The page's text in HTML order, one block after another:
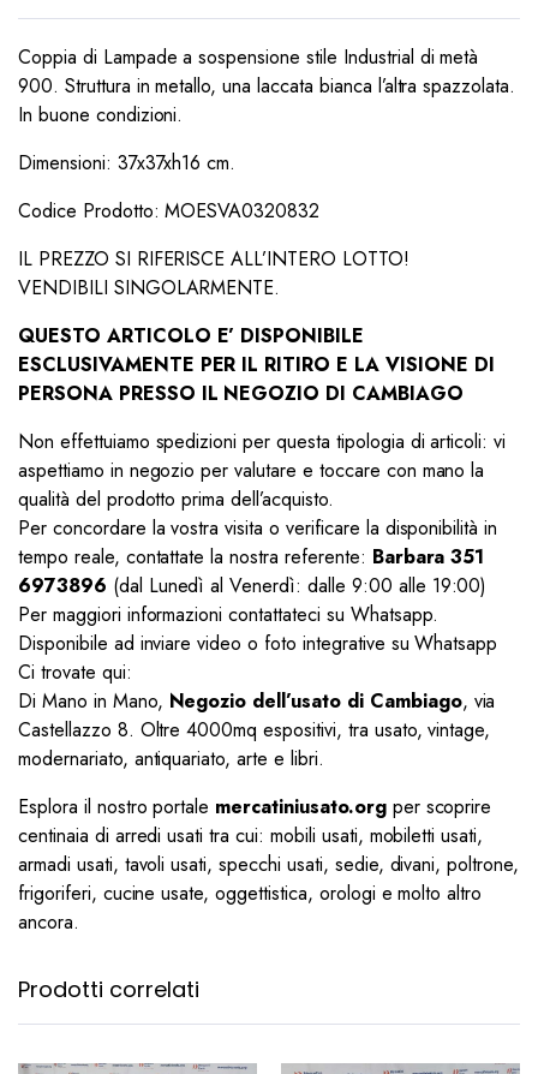
Coppia di Lampade a sospensione stile Industrial di metà
900. Struttura in metallo, una laccata bianca l’altra spazzolata.
In buone condizioni.
Dimensioni: 37x37xh16 cm.
Codice Prodotto: MOESVA0320832
IL PREZZO SI RIFERISCE ALL’INTERO LOTTO!
VENDIBILI SINGOLARMENTE.
QUESTO ARTICOLO E’ DISPONIBILE
ESCLUSIVAMENTE PER IL RITIRO E LA VISIONE DI
PERSONA PRESSO IL NEGOZIO DI CAMBIAGO
Non effettuiamo spedizioni per questa tipologia di articoli: vi
aspettiamo in negozio per valutare e toccare con mano la
qualità del prodotto prima dell’acquisto.
Per concordare la vostra visita o verificare la disponibilità in
tempo reale, contattate la nostra referente: Barbara 351
6973896 (dal Lunedì al Venerdì: dalle 9:00 alle 19:00)
Per maggiori informazioni contattateci su Whatsapp.
Disponibile ad inviare video o foto integrative su Whatsapp
Ci trovate qui:
Di Mano in Mano, Negozio dell’usato di Cambiago, via
Castellazzo 8. Oltre 4000mq espositivi, tra usato, vintage,
modernariato, antiquariato, arte e libri.
Esplora il nostro portale mercatiniusato.orgper scoprire
centinaia di arredi usati tra cui: mobili usati, mobiletti usati,
armadi usati, tavoli usati, specchi usati, sedie, divani, poltrone,
frigoriferi, cucine usate, oggettistica, orologi e molto altro
ancora.
Prodotti correlati